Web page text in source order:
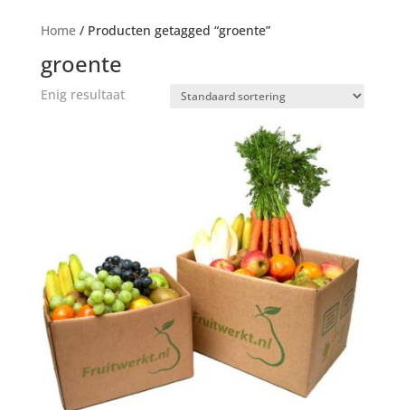
Home/ Producten getagged “groente”
groente
Enig resultaat